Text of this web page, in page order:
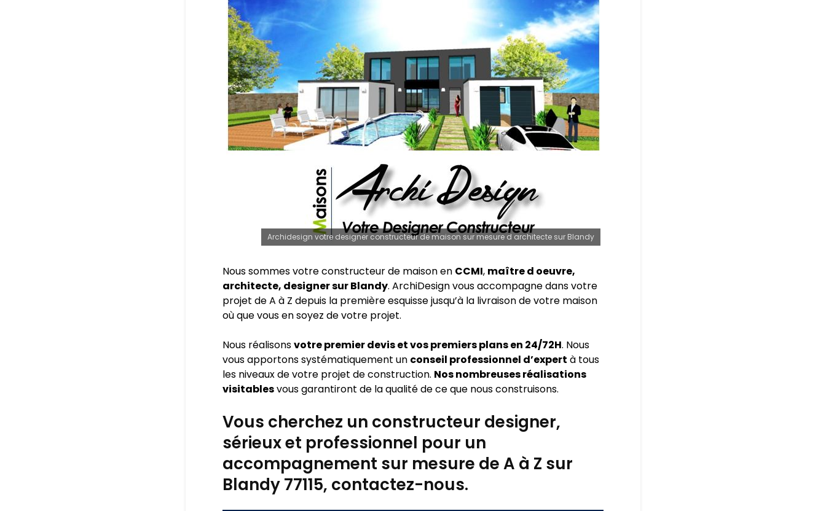
Archidesign votre designer constructeur de maison sur mesure d architecte sur Blandy
Nous sommes votre constructeur de maison en CCMI, maître d oeuvre,
architecte, designer sur Blandy. ArchiDesign vous accompagne dans votre
projet de A à Z depuis la première esquisse jusqu’à la livraison de votre maison
où que vous en soyez de votre projet.
Nous réalisonsvotre premier devis et vos premiers plans en 24/72H. Nous
vous apportons systématiquement un conseil professionnel d’expert à tous
les niveaux de votre projet de construction. Nos nombreuses réalisations
visitablesvous garantiront de la qualité de ce que nous construisons.
Vous cherchez un constructeur designer,
sérieux et professionnel pour un
accompagnement sur mesure de A à Z sur
Blandy 77115, contactez-nous.